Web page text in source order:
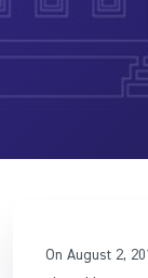
On August 2,